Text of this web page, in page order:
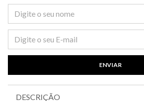
ENVIAR
DESCRIÇÃO